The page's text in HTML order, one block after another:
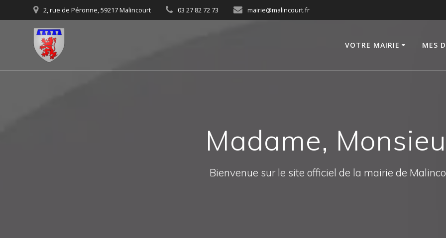
to
2, rue de Péronne, 59217 Malincourt 03 27 82 72 73 mairie@malincourt.fr
VOTRE MAIRIE MES
Madame,
Bienvenue sur le site officiel de la mairie de